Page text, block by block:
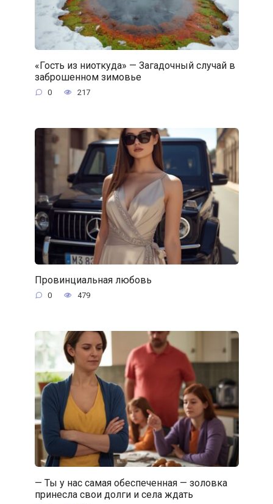
«Гость из ниоткуда» — Загадочный случай в
заброшенном зимовье
0 217
Провинциальная любовь
0 479
— Ты у нас самая обеспеченная — золовка
принесла свои долги и села ждать